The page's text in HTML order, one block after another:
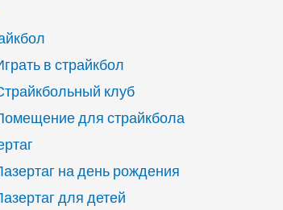
в страйкбол
клуб
для страйкбола
на день рождения
для детей